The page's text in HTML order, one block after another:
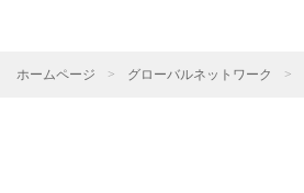
ホームページ > グローバルネットワーク >